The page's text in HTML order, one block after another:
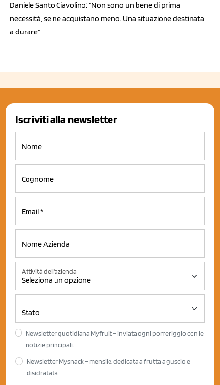
Daniele Santo Ciavolino: “Non sono un bene di prima
necessità, se ne acquistano meno. Una situazione destinata
a durare”
Iscriviti alla newsletter
Attività dell'azienda
Newsletter quotidiana Myfruit – inviata ogni pomeriggio con le
notizie principali.
Newsletter Mysnack – mensile, dedicata a frutta a guscio e
disidratata